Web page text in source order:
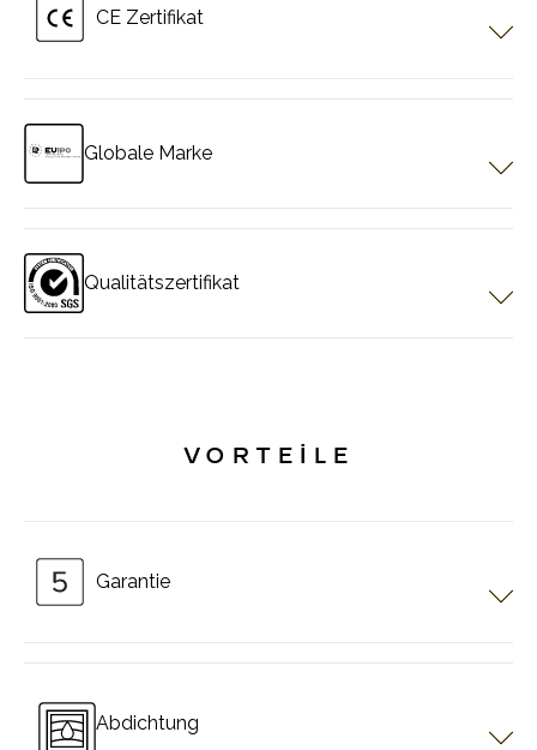
CE Zertifikat
Alle Produkte sind CE-zertifiziert. Sie entsprechen den
Globale Marke
Pergotech ist eine globale Marke, die beim EUIPO registriert
der ganzen Welt, geschützt ist.
Qualitätszertifikat
Pergotech hat ein Qualitätszertifikat. Es garantiert, dass es
VORTEİLE
Garantie
Produkte mit Somfy-Motor ab Produktionsdatum haben eine
Abdichtung